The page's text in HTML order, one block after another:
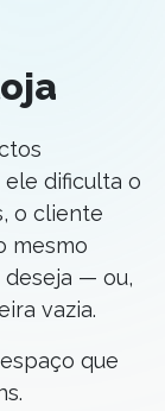
ele dificulta o
o cliente
mesmo
— ou,
vazia.
que